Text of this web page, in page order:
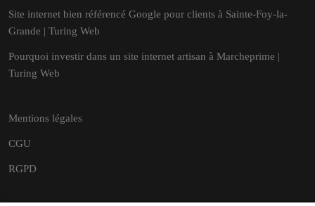
Site internet bien référencé Google pour clients à Sainte-Foy-la-
Grande | Turing Web
Pourquoi investir dans un site internet artisan à Marcheprime |
Turing Web
Mentions légales
CGU
RGPD